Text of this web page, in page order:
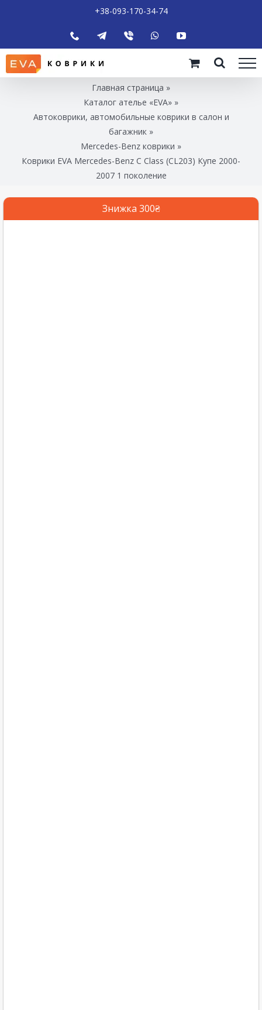
+38-093-170-34-74
Главная страница »
Каталог ателье «EVA» »
Автоковрики, автомобильные коврики в салон и
багажник »
Mercedes-Benz коврики »
Коврики EVA Mercedes-Benz C Class (CL203) Купе 2000-
2007 1 поколение
Знижка 300₴